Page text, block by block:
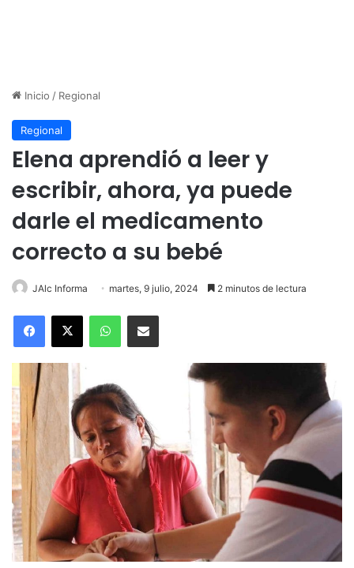
Inicio / Regional
Regional
Elena aprendió a leer y
escribir, ahora, ya puede
darle el medicamento
correcto a su bebé
JAlc Informa martes, 9 julio, 2024 2 minutos de lectura